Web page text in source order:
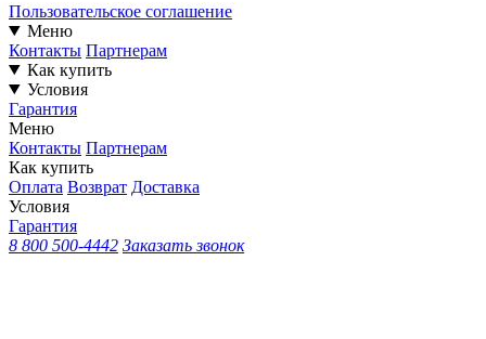
Пользовательское соглашение
Меню
Контакты Партнерам
Как купить
Условия
Гарантия
Меню
Контакты Партнерам
Как купить
Оплата Возврат Доставка
Условия
Гарантия
8 800 500-4442 Заказать звонок